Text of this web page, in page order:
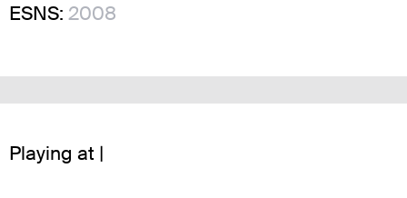
ESNS: 2008
Playing at |